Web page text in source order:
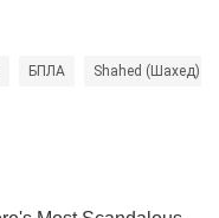
БПЛА Shahed (Шахед)